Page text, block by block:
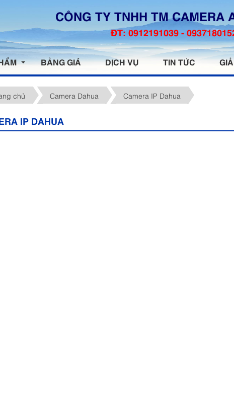
CÔNG TY TNHH TM CAMERA
ĐT: 0912191039 -
BẢNG GIÁ DỊCH VỤ TIN TỨC
chủ Camera Dahua Camera IP Dahua
IP DAHUA